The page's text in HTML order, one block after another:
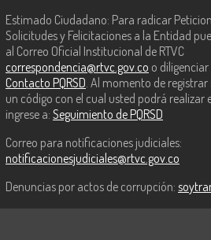
Estimado Ciudadano: Para radicar
Solicitudes y Felicitaciones a la Entidad
al Correo Oficial Institucional de RTVC
correspondencia@rtvc.gov.co o
Contacto PQRSD . Al momento de
un código con el cual usted podrá realizar
ingrese a: Seguimiento de PQRSD
Correo para notificaciones judiciales:
notificacionesjudiciales@rtvc.gov.co
Denuncias por actos de corrupción: